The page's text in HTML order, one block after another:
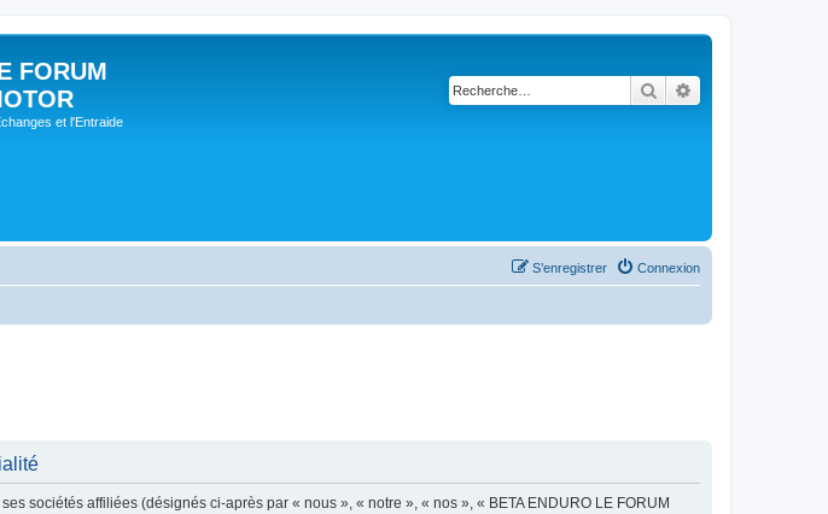
FORUM
et l'Entraide
Rechercher
Connexion
S’enregistrer
sociétés affiliées (désignés ci-après par « nous », « notre », « nos », « BETA ENDURO LE FORUM